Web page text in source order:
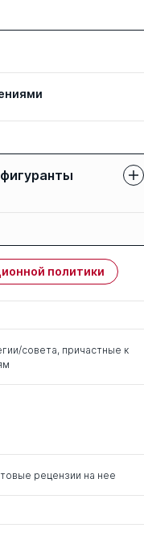
0 23
политики
совета, причастные к
рецензии на нее